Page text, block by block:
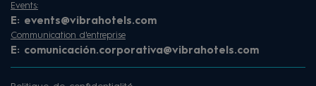
Events:
E: events@vibrahotels.com
Communication d'entreprise
E: comunicación.corporativa@vibrahotels.com